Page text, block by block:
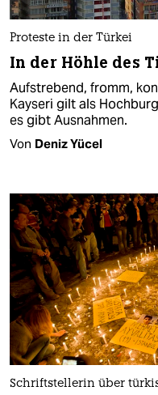
Proteste in der Türkei
In der Höhle des
Aufstrebend, fromm,
Kayseri gilt als
es gibt Ausnahmen.
Von Deniz Yücel
Schriftstellerin über